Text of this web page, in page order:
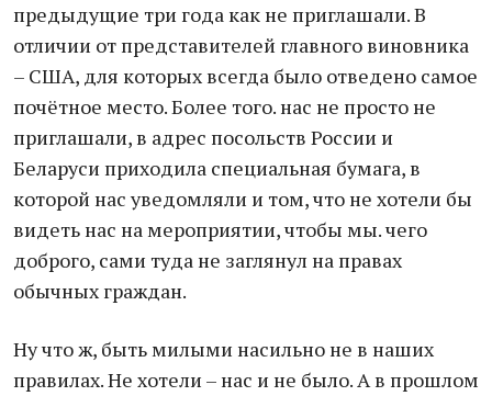
предыдущие три года как не приглашали. В
отличии от представителей главного виновника
– США, для которых всегда было отведено самое
почётное место. Более того. нас не просто не
приглашали, в адрес посольств России и
Беларуси приходила специальная бумага, в
которой нас уведомляли и том, что не хотели бы
видеть нас на мероприятии, чтобы мы. чего
доброго, сами туда не заглянул на правах
обычных граждан.
Ну что ж, быть милыми насильно не в наших
правилах. Не хотели – нас и не было. А в прошлом